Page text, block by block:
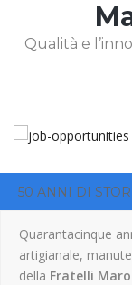
Qualità e
50 ANNI DI
Quarantacinque
artigianale,
della Fratelli